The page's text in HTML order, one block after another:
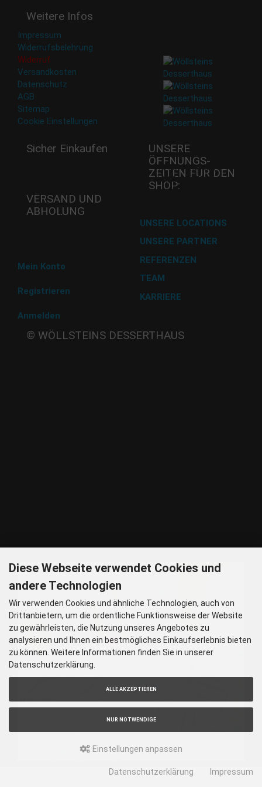
Weitere Infos
Impressum
Widerrufsbelehrung
Widerruf
Versandkosten
Datenschutz
AGB
Sitemap
Cookie Einstellungen
Sicher Einkaufen
VERSAND UND
ABHOLUNG
Versand mit DHL
Mein Konto
Registrieren
Anmelden
UNSERE
ÖFFNUNGS­
ZEITEN FÜR DEN
SHOP:
Mi - 11:00-17:00 Uhr
Do -11:00-17:00 Uhr
Fr - 11:00-17:00 Uhr
UNSERE LOCATIONS
UNSERE PARTNER
REFERENZEN
TEAM
KARRIERE
© WÖLLSTEINS DESSERTHAUS
GOOGLE MAPS
Diese Webseite verwendet Cookies und
andere Technologien
Wir verwenden Cookies und ähnliche Technologien, auch von
Drittanbietern, um die ordentliche Funktionsweise der Website
zu gewährleisten, die Nutzung unseres Angebotes zu
analysieren und Ihnen ein bestmögliches Einkaufserlebnis bieten
zu können. Weitere Informationen finden Sie in unserer
Datenschutzerklärung.
ALLE AKZEPTIEREN
NUR NOTWENDIGE
Einstellungen anpassen
Datenschutzerklärung Impressum